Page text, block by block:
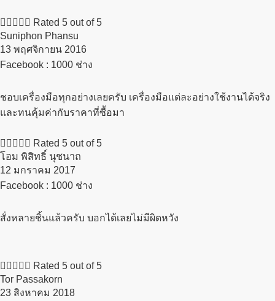
     Rated 5 out of 5
Suniphon Phansu
13 พฤศจิกายน 2016​
Facebook : 1000 ช่าง
ชอบเครื่องมือทุกอย่างเลยครับ เครื่องมือแต่ละอย่างใช้งานได้จริง
และทนคุ้มค่ากับราคาที่ซื้อมา
     Rated 5 out of 5
โอม พิสิทธิ์ นุชนาถ
12 มกราคม 2017​
Facebook : 1000 ช่าง
สั่งหลายชิ้นแล้วครับ บอกได้เลยไม่มีผิดหวัง
     Rated 5 out of 5
Tor Passakorn
23 สิงหาคม 2018​